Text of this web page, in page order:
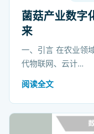
菌菇产业数字
来
一、引言 在农业领
代物联网、云计...
阅读全文